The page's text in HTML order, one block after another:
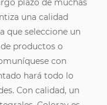
plazo de muchas
una calidad
que seleccione un
productos o
con
hará todo lo
Con calidad, un